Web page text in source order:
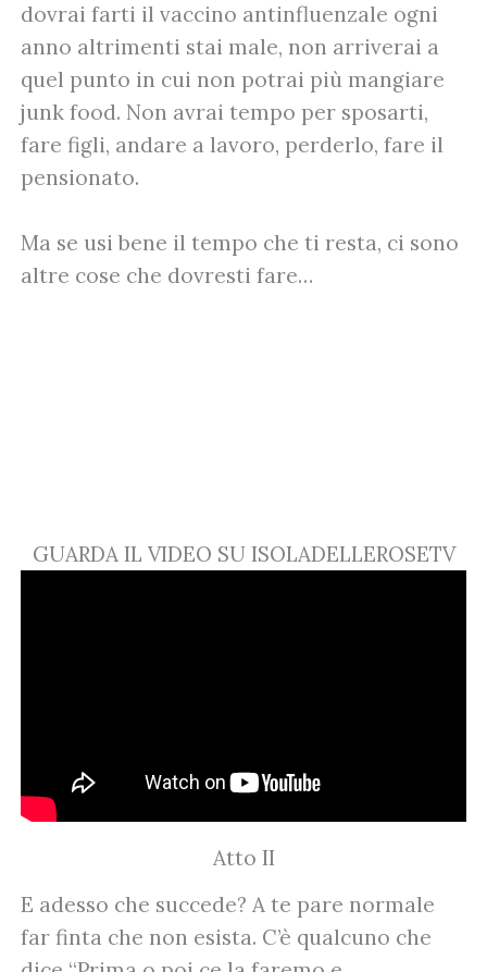
dovrai farti il vaccino antinfluenzale ogni
anno altrimenti stai male, non arriverai a
quel punto in cui non potrai più mangiare
junk food. Non avrai tempo per sposarti,
fare figli, andare a lavoro, perderlo, fare il
pensionato.
Ma se usi bene il tempo che ti resta, ci sono
altre cose che dovresti fare…
GUARDA IL VIDEO SU ISOLADELLEROSETV
Atto II
E adesso che succede? A te pare normale
far finta che non esista. C’è qualcuno che